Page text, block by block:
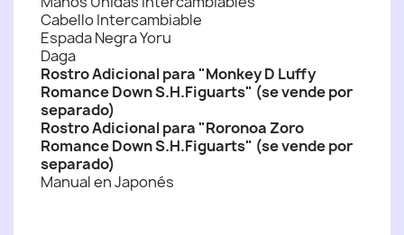
Cabello Intercambiable
Espada Negra Yoru
Daga
Rostro Adicional para "Monkey D Luffy
Romance Down S.H.Figuarts" (se vende por
separado)
Rostro Adicional para "Roronoa Zoro
Romance Down S.H.Figuarts" (se vende por
separado)
Manual en Japonés